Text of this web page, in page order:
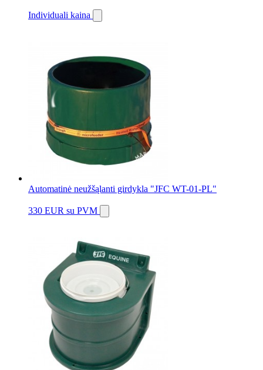
Individuali kaina
Automatinė neužšąlanti girdykla "JFC WT-01-PL"
330 EUR su PVM